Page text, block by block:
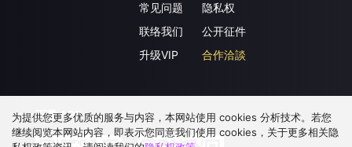
常见问题
联络我们
升级VIP
隐私权
公开征件
合作洽談
下载 APP
为提供您更多优质的服务与内容，本网站使用 cookies 分析技术。若您
继续阅览本网站内容，即表示您同意我们使用 cookies，关于更多相关隐